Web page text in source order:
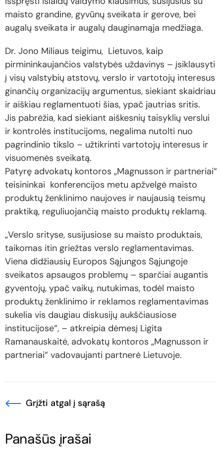
maisto grandine, gyvūnų sveikata ir gerove, bei
augalų sveikata ir augalų dauginamąja medžiaga.
Dr. Jono Miliaus teigimu, Lietuvos, kaip
pirmininkaujančios valstybės uždavinys – įsiklausyti
į visų valstybių atstovų, verslo ir vartotojų interesus
ginančių organizacijų argumentus, siekiant skaidriau
ir aiškiau reglamentuoti šias, ypač jautrias sritis.
Jis pabrėžia, kad siekiant aiškesnių taisyklių verslui
ir kontrolės institucijoms, negalima nutolti nuo
pagrindinio tikslo – užtikrinti vartotojų interesus ir
visuomenės sveikatą.
Patyrę advokatų kontoros „Magnusson ir partneriai“
teisininkai konferencijos metu apžvelgė maisto
produktų ženklinimo naujoves ir naujausią teismų
praktiką, reguliuojančią maisto produktų reklamą.
„Verslo srityse, susijusiose su maisto produktais,
taikomas itin griežtas verslo reglamentavimas.
Viena didžiausių Europos Sąjungos Sąjungoje
sveikatos apsaugos problemų – sparčiai augantis
gyventojų, ypač vaikų, nutukimas, todėl maisto
produktų ženklinimo ir reklamos reglamentavimas
sukelia vis daugiau diskusijų aukščiausiose
institucijose“, – atkreipia dėmesį Ligita
Ramanauskaitė, advokatų kontoros „Magnusson ir
partneriai“ vadovaujanti partnerė Lietuvoje.
Grįžti atgal į sąrašą
Panašūs įrašai